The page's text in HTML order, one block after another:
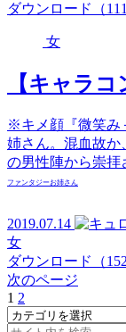
ダウンロード（
女
【キャラ
※キメ顔『微笑み
姉さん。混血故か
の男性陣から崇拝
ファンタジーお姉さん
2019.07.14
女
ダウンロード（
次のページ
1 2